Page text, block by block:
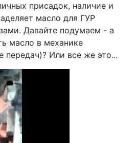
присадок, наличие и
масло для ГУР
Давайте подумаем - а
масло в механике
передач)? Или все же это...